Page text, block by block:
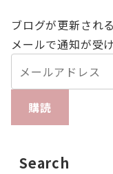
ブログが更新される
メールで通知が受
購読
Search